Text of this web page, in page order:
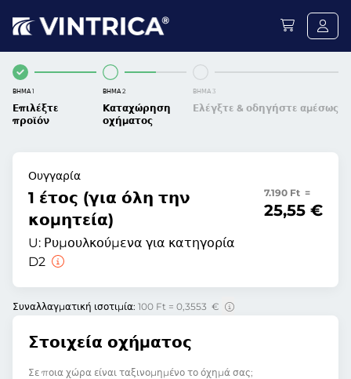
ΒΉΜΑ 1
Επιλέξτε
προϊόν
ΒΉΜΑ 2
Καταχώρηση
οχήματος
ΒΉΜΑ 3
Ελέγξτε & οδηγήστε αμέσως
Ουγγαρία
1 έτος (για όλη την
κομητεία)
U: Ρυμουλκούμενα για κατηγορία
D2
7.190 Ft =
25,55 €
Συναλλαγματική ισοτιμία: 100 Ft = 0,3553 €
Στοιχεία οχήματος
Σε ποια χώρα είναι ταξινομημένο το όχημά σας;